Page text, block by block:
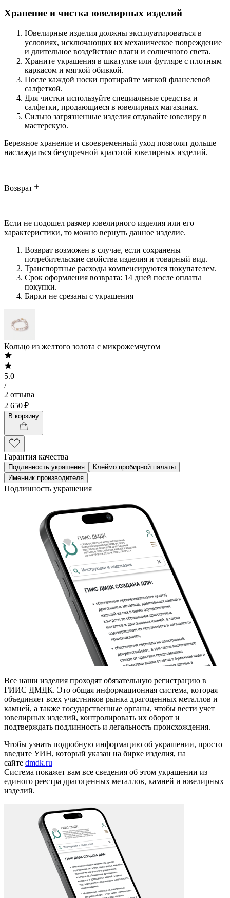
Хранение и чистка ювелирных изделий
Ювелирные изделия должны эксплуатироваться в
условиях, исключающих их механическое повреждение
и длительное воздействие влаги и солнечного света.
Храните украшения в шкатулке или футляре с плотным
каркасом и мягкой обивкой.
После каждой носки протирайте мягкой фланелевой
салфеткой.
Для чистки используйте специальные средства и
салфетки, продающиеся в ювелирных магазинах.
Сильно загрязненные изделия отдавайте ювелиру в
мастерскую.
Бережное хранение и своевременный уход позволят дольше
наслаждаться безупречной красотой ювелирных изделий.
Возврат
Если не подошел размер ювелирного изделия или его
характеристики, то можно вернуть данное изделие.
Возврат возможен в случае, если сохранены
потребительские свойства изделия и товарный вид.
Транспортные расходы компенсируются покупателем.
Срок оформления возврата: 14 дней после оплаты
покупки.
Бирки не срезаны с украшения
Кольцо из желтого золота с микрожемчугом
5.0
/
2 отзыва
2 650 ₽
В корзину
Гарантия качества
Подлинность украшения
Клеймо пробирной палаты
Именник производителя
Подлинность украшения
Все наши изделия проходят обязательную регистрацию в
ГИИС ДМДК. Это общая информационная система, которая
объединяет всех участников рынка драгоценных металлов и
камней, а также государственные органы, чтобы вести учет
ювелирных изделий, контролировать их оборот и
подтверждать подлинность и легальность происхождения.
Чтобы узнать подробную информацию об украшении, просто
введите УИН, который указан на бирке изделия, на
сайте dmdk.ru
Система покажет вам все сведения об этом украшении из
единого реестра драгоценных металлов, камней и ювелирных
изделий.